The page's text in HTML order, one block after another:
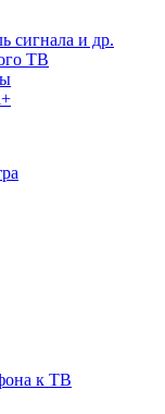
сигнала и др.
ТВ
к ТВ